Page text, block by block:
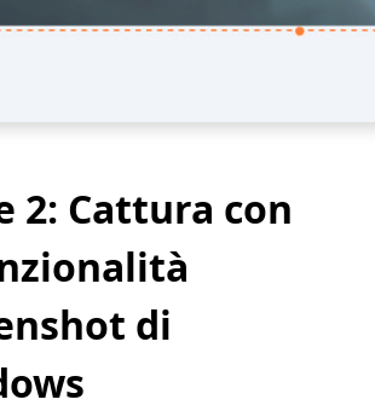
2: Cattura con
di